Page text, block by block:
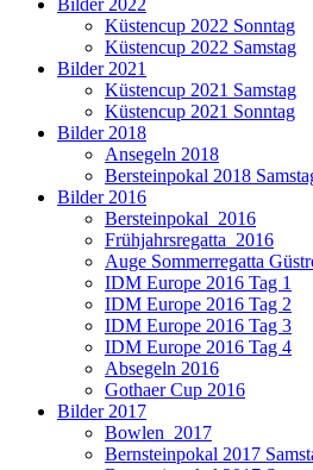
Küstencup 2022 Sonntag
Küstencup 2022 Samstag
Bilder 2021
Küstencup 2021 Samstag
Küstencup 2021 Sonntag
Bilder 2018
Ansegeln 2018
Bersteinpokal 2018
Bilder 2016
Bersteinpokal_2016
Frühjahrsregatta_2016
Auge Sommerregatta
IDM Europe 2016 Tag 1
IDM Europe 2016 Tag 2
IDM Europe 2016 Tag 3
IDM Europe 2016 Tag 4
Absegeln 2016
Gothaer Cup 2016
Bilder 2017
Bowlen_2017
Bernsteinpokal 2017